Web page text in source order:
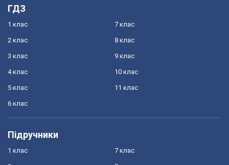
ГДЗ
1 клас
2 клас
3 клас
4 клас
5 клас
6 клас
7 клас
8 клас
9 клас
10 клас
11 клас
Підручники
1 клас 7 клас